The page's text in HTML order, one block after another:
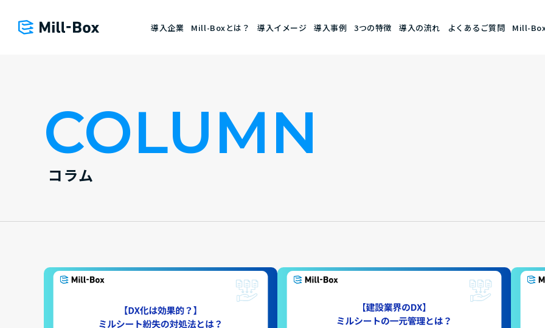
導入企業 Mill-Boxとは？ 導入イメージ 導入事例 3つの特徴 導入の流れ よくあるご質問 Mill-
COLUMN
コラム